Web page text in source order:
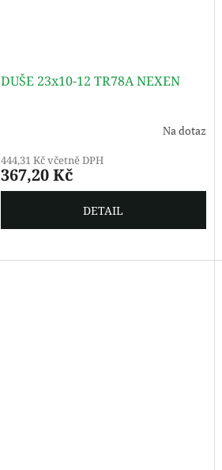
DUŠE 23x10-12 TR78A NEXEN
Na dotaz
444,31 Kč včetně DPH
367,20 Kč
DETAIL